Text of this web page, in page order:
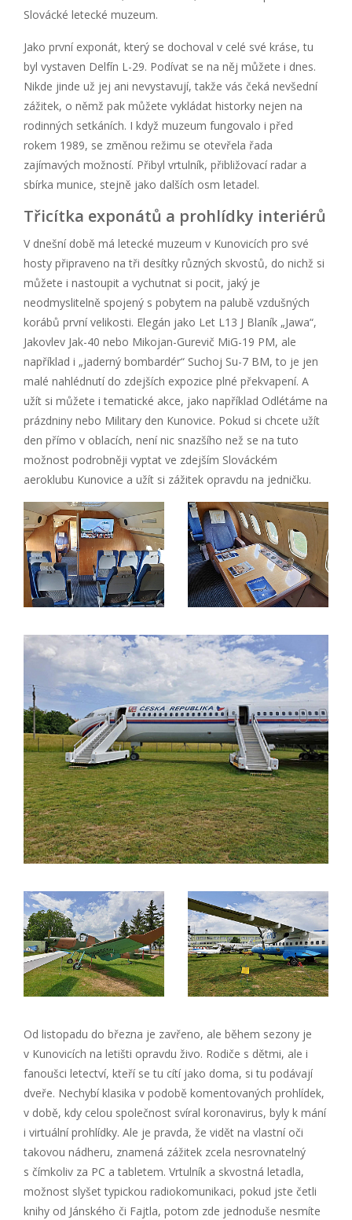
Slovácké letecké muzeum.
Jako první exponát, který se dochoval v celé své kráse, tu
byl vystaven Delfín L-29. Podívat se na něj můžete i dnes.
Nikde jinde už jej ani nevystavují, takže vás čeká nevšední
zážitek, o němž pak můžete vykládat historky nejen na
rodinných setkáních. I když muzeum fungovalo i před
rokem 1989, se změnou režimu se otevřela řada
zajímavých možností. Přibyl vrtulník, přibližovací radar a
sbírka munice, stejně jako dalších osm letadel.
Třicítka exponátů a prohlídky interiérů
V dnešní době má letecké muzeum v Kunovicích pro své
hosty připraveno na tři desítky různých skvostů, do nichž si
můžete i nastoupit a vychutnat si pocit, jaký je
neodmyslitelně spojený s pobytem na palubě vzdušných
korábů první velikosti. Elegán jako Let L13 J Blaník „Jawa“,
Jakovlev Jak-40 nebo Mikojan-Gurevič MiG-19 PM, ale
například i „jaderný bombardér“ Suchoj Su-7 BM, to je jen
malé nahlédnutí do zdejších expozice plné překvapení. A
užít si můžete i tematické akce, jako například Odlétáme na
prázdniny nebo Military den Kunovice. Pokud si chcete užít
den přímo v oblacích, není nic snazšího než se na tuto
možnost podrobněji vyptat ve zdejším Slováckém
aeroklubu Kunovice a užít si zážitek opravdu na jedničku.
Od listopadu do března je zavřeno, ale během sezony je
v Kunovicích na letišti opravdu živo. Rodiče s dětmi, ale i
fanoušci letectví, kteří se tu cítí jako doma, si tu podávají
dveře. Nechybí klasika v podobě komentovaných prohlídek,
v době, kdy celou společnost svíral koronavirus, byly k mání
i virtuální prohlídky. Ale je pravda, že vidět na vlastní oči
takovou nádheru, znamená zážitek zcela nesrovnatelný
s čímkoliv za PC a tabletem. Vrtulník a skvostná letadla,
možnost slyšet typickou radiokomunikaci, pokud jste četli
knihy od Jánského či Fajtla, potom zde jednoduše nesmíte